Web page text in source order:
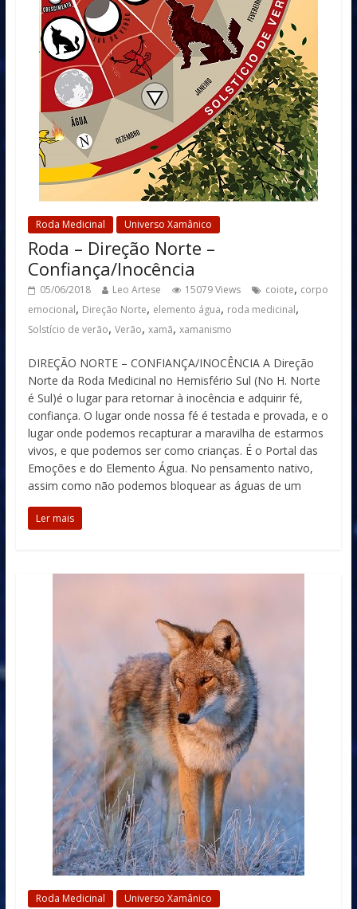
Roda Medicinal Universo Xamânico
Roda – Direção Norte –
Confiança/Inocência
05/06/2018 Leo Artese 15079 Views coiote, corpo
emocional, Direção Norte, elemento água, roda medicinal,
Solstício de verão, Verão, xamã, xamanismo
DIREÇÃO NORTE – CONFIANÇA/INOCÊNCIA A Direção
Norte da Roda Medicinal no Hemisfério Sul (No H. Norte
é Sul)é o lugar para retornar à inocência e adquirir fé,
confiança. O lugar onde nossa fé é testada e provada, e o
lugar onde podemos recapturar a maravilha de estarmos
vivos, e que podemos ser como crianças. É o Portal das
Emoções e do Elemento Água. No pensamento nativo,
assim como não podemos bloquear as águas de um
Ler mais
Roda Medicinal Universo Xamânico